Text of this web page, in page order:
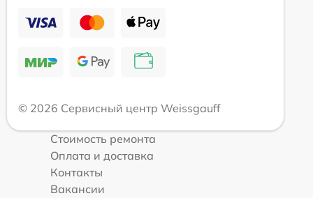
© 2026 Сервисный центр Weissgauff
Стоимость ремонта
Оплата и доставка
Контакты
Вакансии